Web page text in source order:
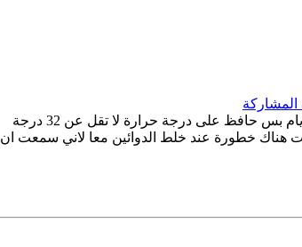
هناك خطورة عند خلط الدوائين معا لاني سمعت